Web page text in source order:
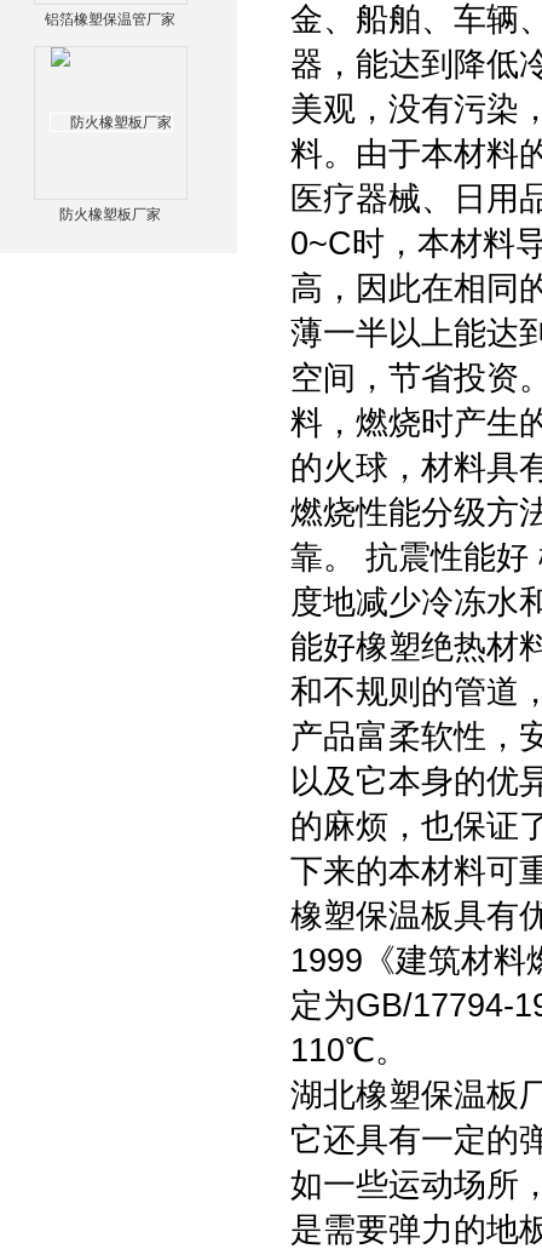
铝箔橡塑保温管厂家
防火橡塑板厂家
金、船舶、车辆
器，能达到降低
美观，没有污染
料。由于本材料
医疗器械、日用
0~C时，本材料
高，因此在相同
薄一半以上能达
空间，节省投资
料，燃烧时产生
的火球，材料具
燃烧性能分级方
靠。 抗震性能好
度地减少冷冻水
能好橡塑绝热材
和不规则的管道
产品富柔软性，
以及它本身的优
的麻烦，也保证
下来的本材料可
橡塑保温板具有
1999《建筑材料
定为GB/17794-
110℃。
湖北橡塑保温板
它还具有一定的
如一些运动场所
是需要弹力的地